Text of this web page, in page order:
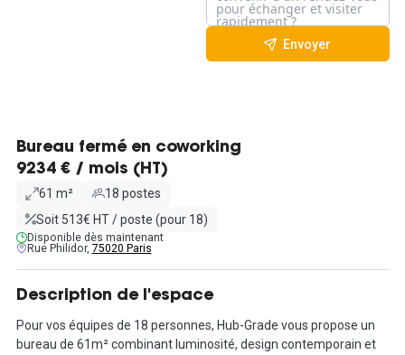
Envoyer
Bureau fermé en coworking
9234 € / mois (HT)
61 m²
18 postes
Soit 513€ HT / poste (pour 18)
Disponible dès maintenant
Rue Philidor, 75020 Paris
Description de l'espace
Pour vos équipes de 18 personnes, Hub-Grade vous propose un
bureau de 61m² combinant luminosité, design contemporain et